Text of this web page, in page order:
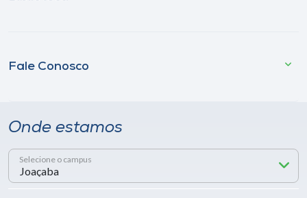
Fale Conosco
Onde estamos
Selecione o campus